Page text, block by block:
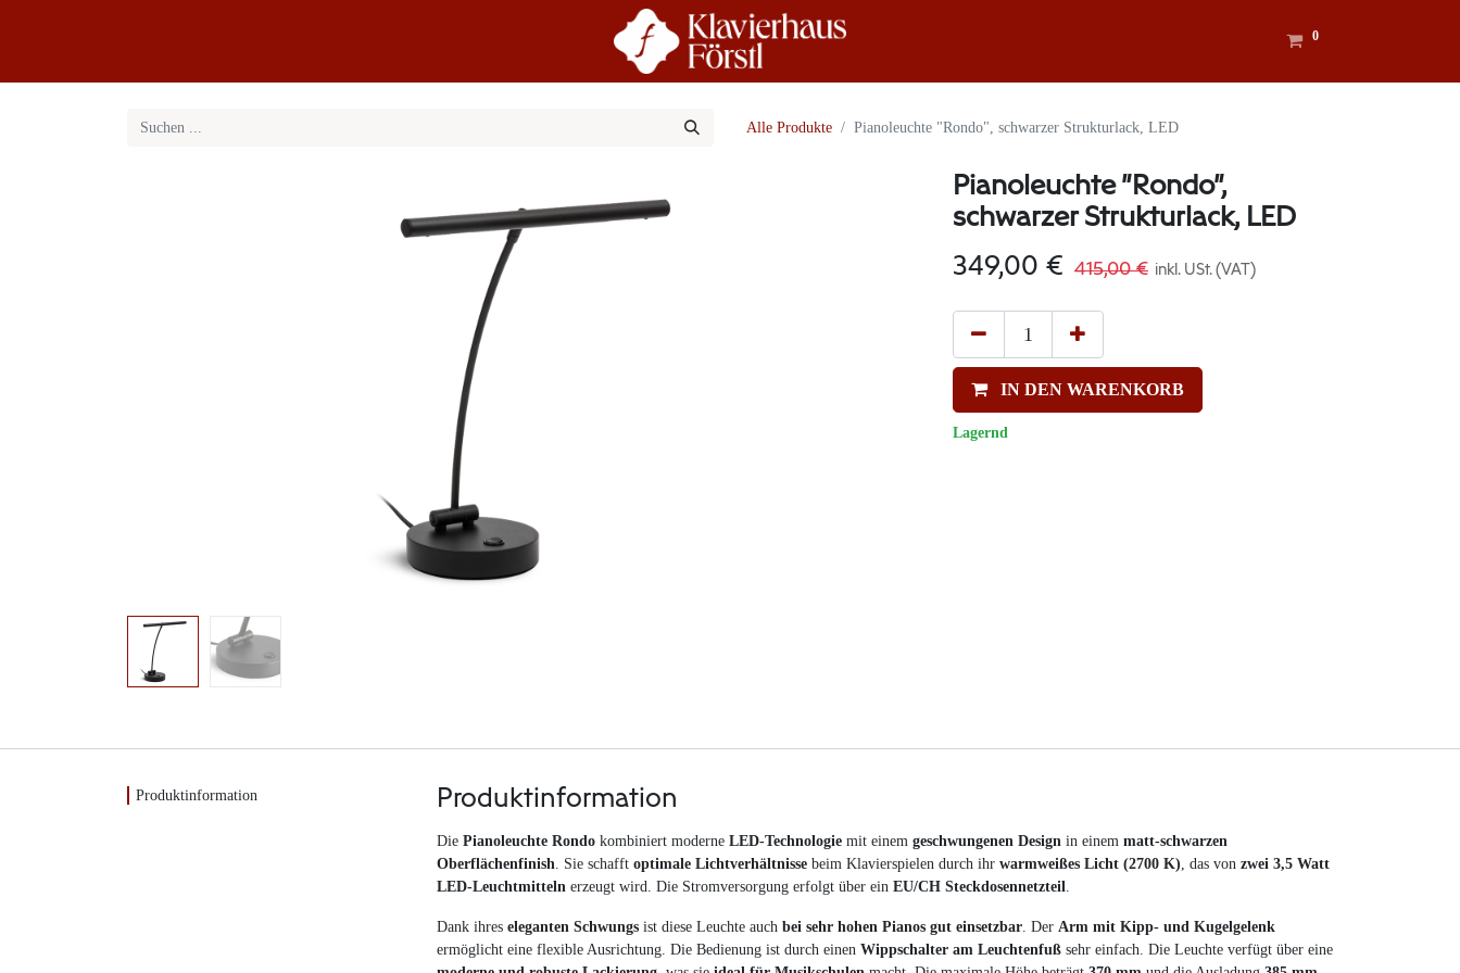
0
Alle Produkte Pianoleuchte "Rondo", schwarzer Strukturlack, LED
Pianoleuchte "Rondo",
schwarzer Strukturlack, LED
349,00 € 415,00€ inkl. USt. (VAT)
IN DEN WARENKORB
Lagernd
Produktinformation Produktinformation
Die Pianoleuchte Rondo kombiniert moderne LED-Technologie mit einem geschwungenen Design in einem matt-schwarzen
Oberflächenfinish. Sie schafft optimale Lichtverhältnisse beim Klavierspielen durch ihr warmweißes Licht (2700 K), das von zwei 3,5 Watt
LED-Leuchtmitteln erzeugt wird. Die Stromversorgung erfolgt über ein EU/CH Steckdosennetzteil.
Dank ihres eleganten Schwungs ist diese Leuchte auch bei sehr hohen Pianos gut einsetzbar. Der Arm mit Kipp- und Kugelgelenk
ermöglicht eine flexible Ausrichtung. Die Bedienung ist durch einen Wippschalter am Leuchtenfuß sehr einfach. Die Leuchte verfügt über eine